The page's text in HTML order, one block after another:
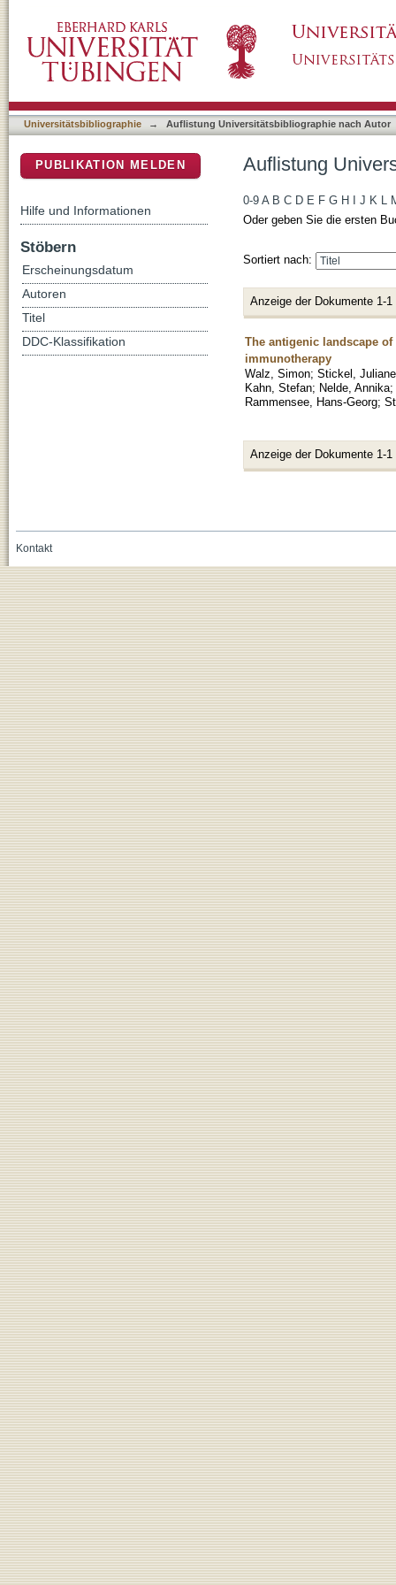
Universitätsbibliographie → Auflistung Universitätsbibliographie nach Autor
Auflistung
0-9 A B C D E F G H J K L
Oder geben Sie die ersten
Sortiert nach:
Anzeige der Dokumente 1-1
The antigenic landscape
immunotherapy
Walz, Simon; Stickel,
Kahn, Stefan; Nelde, Annika;
Rammensee, Hans-Georg;
Anzeige der Dokumente 1-1
PUBLIKATION MELDEN
Hilfe und Informationen
Stöbern
Erscheinungsdatum
Autoren
Titel
DDC-Klassifikation
Kontakt